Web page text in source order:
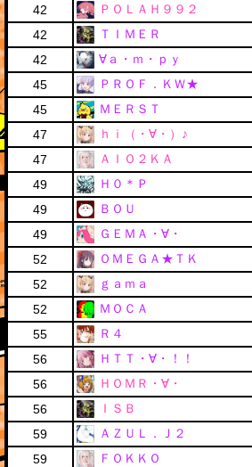
42
ＰＯＬＡＨ９９２
42
ＴＩＭＥＲ
42
∀ａ・ｍ・ｐｙ
45
ＰＲＯＦ．ＫＷ★
45
ＭＥＲＳＴ
47
ｈｉ（・∀・）♪
47
ＡＩＯ２ＫＡ
49
Ｈ０＊Ｐ
49
ＢＯＵ
49
ＧＥＭＡ・∀・
52
ＯＭＥＧＡ★ＴＫ
52
ｇａｍａ
52
ＭＯＣＡ
55
Ｒ４
56
ＨＴＴ・∀・！！
56
ＨＯＭＲ・∀・
56
ＩＳＢ
59
ＡＺＵＬ．Ｊ２
59
ＦＯＫＫＯ